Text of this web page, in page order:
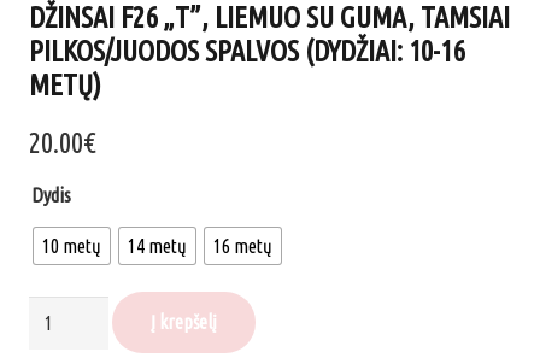
DŽINSAI F26 „T”, LIEMUO SU GUMA, TAMSIAI
PILKOS/JUODOS SPALVOS (DYDŽIAI: 10-16
METŲ)
20.00€
Dydis
10 metų 14 metų 16 metų
produkto
Į krepšelį